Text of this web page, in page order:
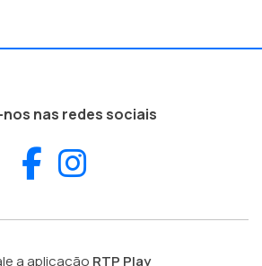
nas redes sociais
Facebook
a aplicação RTP Play